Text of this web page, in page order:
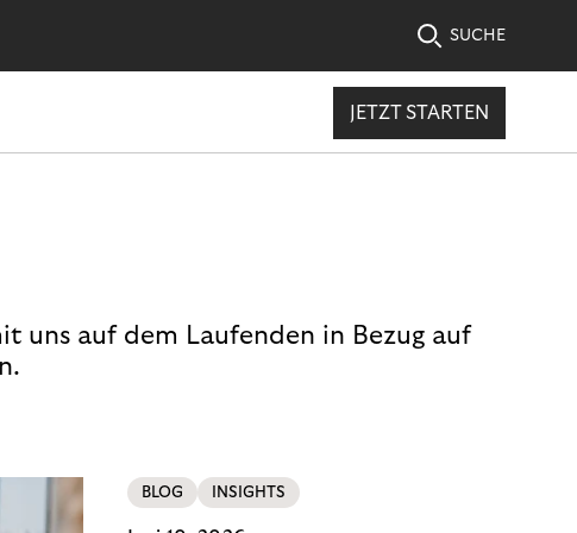
SUCHE
JETZT STARTEN
uns auf dem Laufenden in Bezug auf
BLOG INSIGHTS